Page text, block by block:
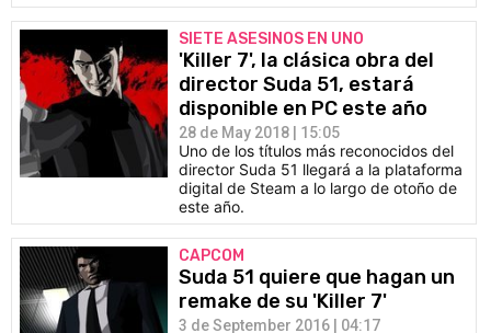
SIETE ASESINOS EN UNO
'Killer 7', la clásica obra del
director Suda 51, estará
disponible en PC este año
28 de May 2018 | 15:05
Uno de los títulos más reconocidos del
director Suda 51 llegará a la plataforma
digital de Steam a lo largo de otoño de
este año.
CAPCOM
Suda 51 quiere que hagan un
remake de su 'Killer 7'
3 de September 2016 | 04:17